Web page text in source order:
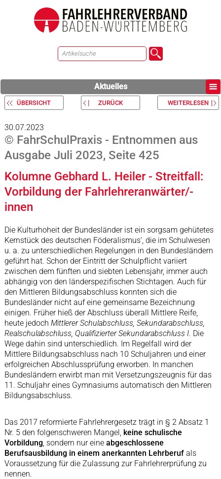
Aktuelles
ÜBERSICHT ZURÜCK WEITERLESEN
30.07.2023
© FahrSchulPraxis - Entnommen aus
Ausgabe Juli 2023, Seite 425
Kolumne Gebhard L. Heiler - Streitfall:
Vorbildung der Fahrlehreranwärter/-
innen
Die Kulturhoheit der Bundesländer ist ein sorgsam gehütetes
Kernstück des deutschen Föderalismus‘, die im Schulwesen
u. a. zu unterschiedlichen Regelungen in den Bundesländern
geführt hat. Schon der Eintritt der Schulpflicht variiert
zwischen dem fünften und siebten Lebensjahr, immer auch
abhängig von den länderspezifischen Stichtagen. Auch für
den Mittleren Bildungsabschluss konnten sich die
Bundesländer nicht auf eine gemeinsame Bezeichnung
einigen. Früher hieß der Abschluss überall Mittlere Reife,
heute jedoch Mittlerer Schulabschluss, Sekundarabschluss,
Realschulabschluss, Qualifizierter Sekundarabschluss I. Die
Wege dahin sind unterschiedlich. Im Regelfall wird der
Mittlere Bildungsabschluss nach 10 Schuljahren und einer
erfolgreichen Abschlussprüfung erworben. In manchen
Bundesländern erwirbt man mit Versetzungszeugnis für das
11. Schuljahr eines Gymnasiums automatisch den Mittleren
Bildungsabschluss.
Das 2017 reformierte Fahrlehrergesetz trägt in § 2 Absatz 1
Nr. 5 den folgenschweren Mangel, keine schulische
Vorbildung, sondern nur eine abgeschlossene
Berufsausbildung in einem anerkannten Lehrberufals
Voraussetzung für die Zulassung zur Fahrlehrerprüfung zu
nennen.